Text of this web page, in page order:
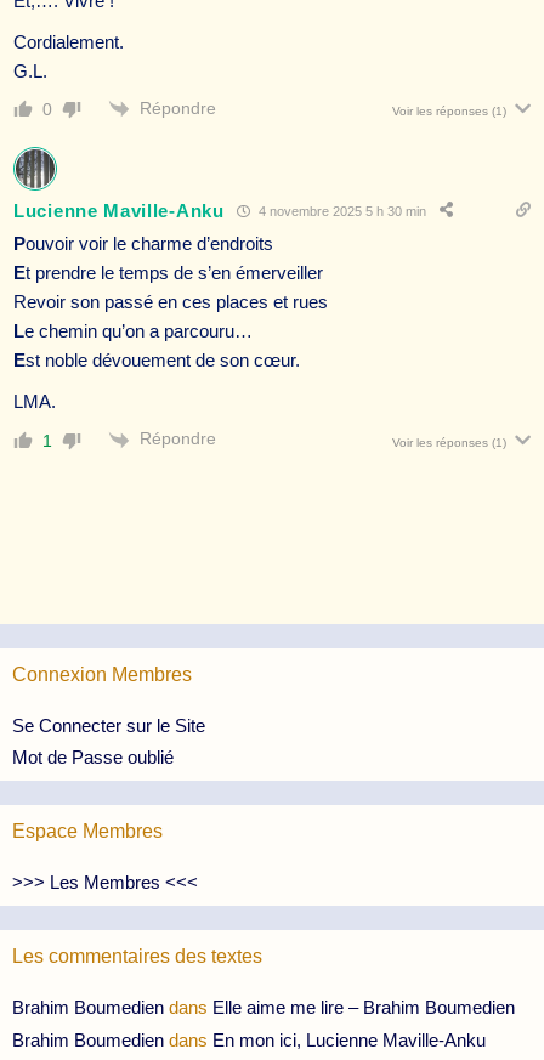
Cordialement.
G.L.
0 Répondre Voir les réponses (1)
Lucienne Maville-Anku 4 novembre 2025 5 h 30 min
Pouvoir voir le charme d’endroits
Et prendre le temps de s’en émerveiller
Revoir son passé en ces places et rues
Le chemin qu’on a parcouru…
Est noble dévouement de son cœur.
LMA.
1 Répondre Voir les réponses (1)
Connexion Membres
Se Connecter sur le Site
Mot de Passe oublié
Espace Membres
>>> Les Membres <<<
Les commentaires des textes
Brahim Boumedien dans Elle aime me lire – Brahim Boumedien
Brahim Boumedien dans En mon ici, Lucienne Maville-Anku